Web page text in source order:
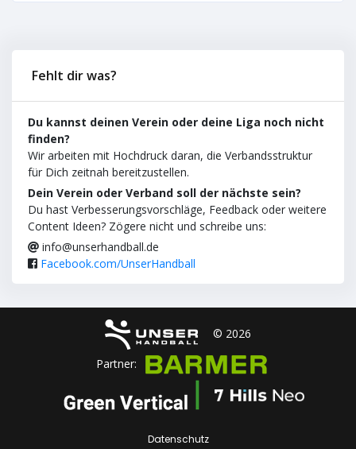
Fehlt dir was?
Du kannst deinen Verein oder deine Liga noch nicht
finden?
Wir arbeiten mit Hochdruck daran, die Verbandsstruktur
für Dich zeitnah bereitzustellen.
Dein Verein oder Verband soll der nächste sein?
Du hast Verbesserungsvorschläge, Feedback oder weitere
Content Ideen? Zögere nicht und schreibe uns:
info@unserhandball.de
Facebook.com/UnserHandball
© 2026
Partner:
Datenschutz